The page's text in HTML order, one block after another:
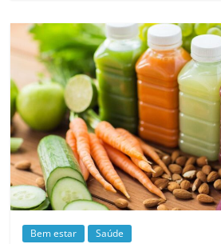
Bem estar Saúde